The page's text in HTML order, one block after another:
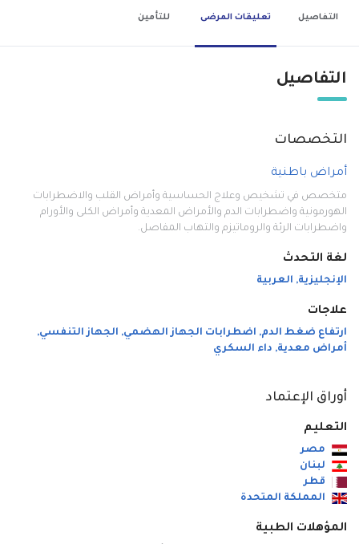
التفاصيل تعليقات المرضى للتأمين
التفاصيل
التخصصات
أمراض باطنية
متخصص في تشخيص وعلاج الحساسية وأمراض القلب والاضطرابات
الهورمونية واضطرابات الدم والأمراض المعدية وأمراض الكلى والأورام
واضطرابات الرئة والروماتيزم والتهاب المفاصل.
لغة التحدث
الإنجليزية, العربية
علاجات
ارتفاع ضغط الدم, اضطرابات الجهاز الهضمي, الجهاز التنفسي,
أمراض معدية, داء السكري
أوراق الإعتماد
التعليم
مصر
لبنان
قطر
المملكة المتحدة
المؤهلات الطبية